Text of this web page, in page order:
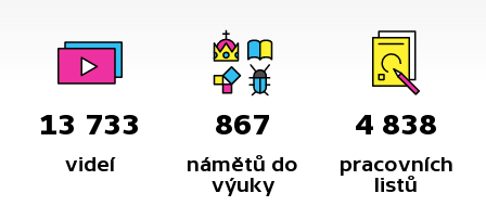
13 733
videí
867
námětů do
výuky
4 838
pracovních
listů